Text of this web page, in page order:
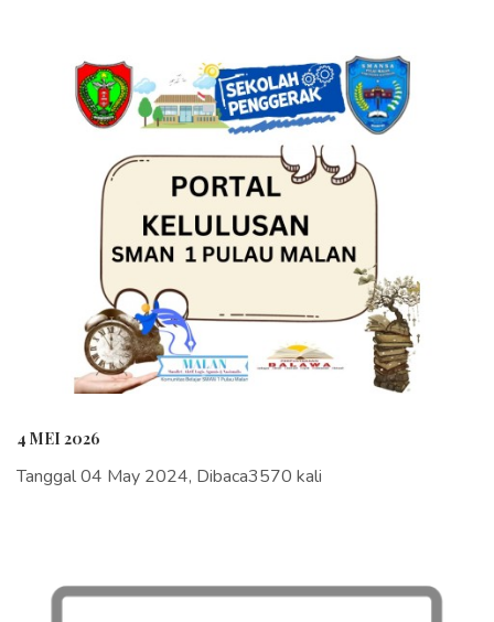
4 MEI 2026
Tanggal 04 May 2024, Dibaca3570 kali